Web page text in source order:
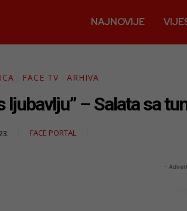
NAJNOVIJE
FACE TV ARHIVA
ljubavlju” – Salata sa
FACE PORTAL
-